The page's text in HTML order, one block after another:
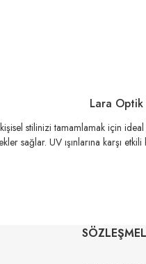
Lara Optik
stilinizi tamamlamak için
sağlar. UV ışınlarına karşı